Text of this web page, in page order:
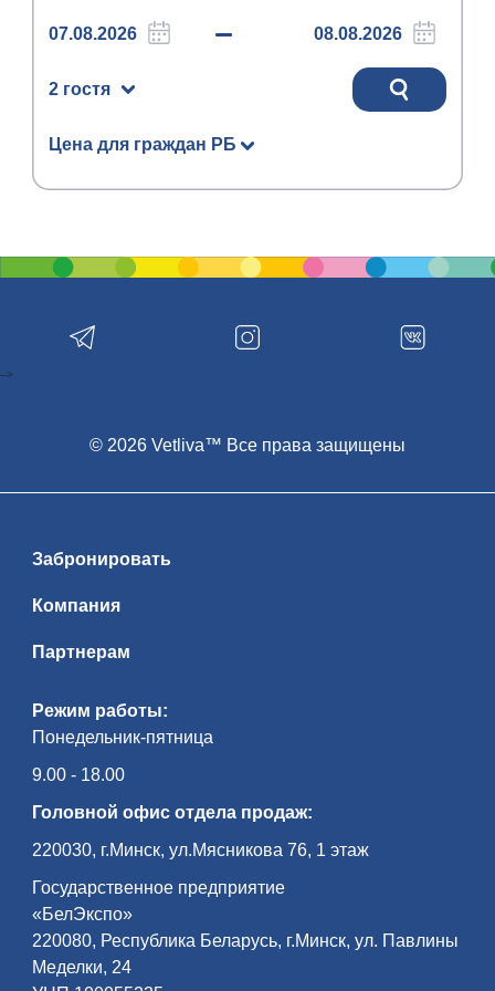
2 гостя
Цена для граждан РБ
Режим работы:
Понедельник-пятница
9.00 - 18.00
Головной офис отдела продаж:
220030, г.Минск, ул.Мясникова 76, 1 этаж
Государственное предприятие
«БелЭкспо»
220080, Республика Беларусь, г.Минск, ул. Павлины
Меделки, 24
Забронировать
Компания
Партнерам
© 2026 Vetliva™ Все права защищены
-->